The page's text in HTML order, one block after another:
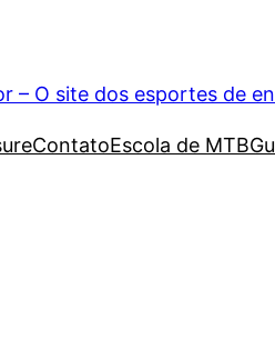
– O site dos esportes de
ContatoEscola de MTB